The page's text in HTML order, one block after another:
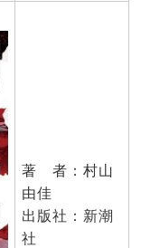
著 者：村山
由佳
出版社：新潮
社